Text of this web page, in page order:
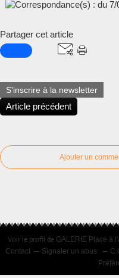
Partager cet article
S'inscrire à la newsletter
Article précédent
Ajouter un
Voir le profil de GALERIE Place à
Contact
Signaler un abus